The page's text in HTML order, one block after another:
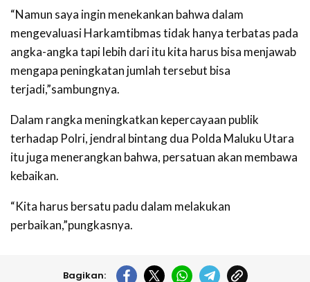
“Namun saya ingin menekankan bahwa dalam
mengevaluasi Harkamtibmas tidak hanya terbatas pada
angka-angka tapi lebih dari itu kita harus bisa menjawab
mengapa peningkatan jumlah tersebut bisa
terjadi,”sambungnya.
Dalam rangka meningkatkan kepercayaan publik
terhadap Polri, jendral bintang dua Polda Maluku Utara
itu juga menerangkan bahwa, persatuan akan membawa
kebaikan.
“Kita harus bersatu padu dalam melakukan
perbaikan,”pungkasnya.
Bagikan: